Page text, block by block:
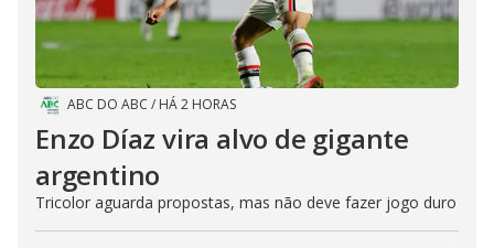
ABC DO ABC / HÁ 2 HORAS
Enzo Díaz vira alvo de gigante
argentino
Tricolor aguarda propostas, mas não deve fazer jogo duro